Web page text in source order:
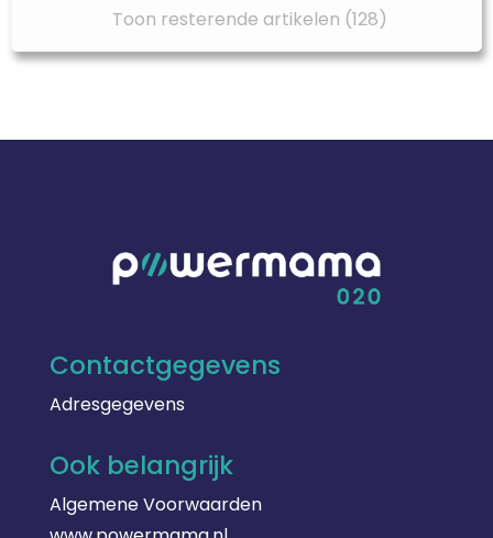
Toon resterende artikelen (128)
Contactgegevens
Adresgegevens
Ook belangrijk
Algemene Voorwaarden